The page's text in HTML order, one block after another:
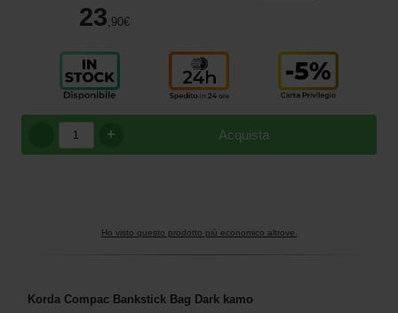
23 ,90€
Acquista
+
Ho visto questo prodotto più economico altrove.
Korda Compac Bankstick Bag Dark kamo